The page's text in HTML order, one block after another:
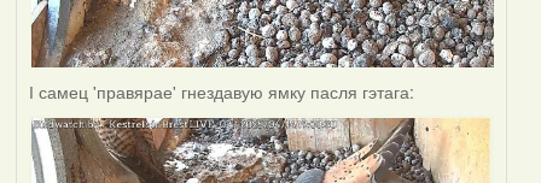
І самец 'правярае' гнездавую ямку пасля гэтага: